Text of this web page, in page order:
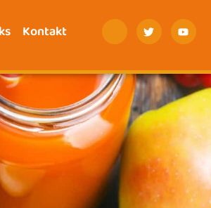
Kontakt